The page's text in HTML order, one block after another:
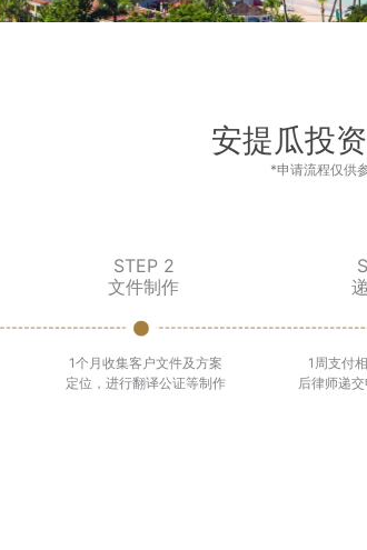
安提瓜投
*申请流程仅供
STEP 2
文件制作
1个月收集客户文件及方案
定位，进行翻译公证等制作
1周支付
后律师递